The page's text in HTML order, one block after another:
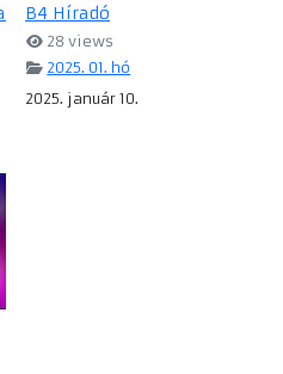
B4 Híradó
28 views
2025. 01. hó
2025. január 10.